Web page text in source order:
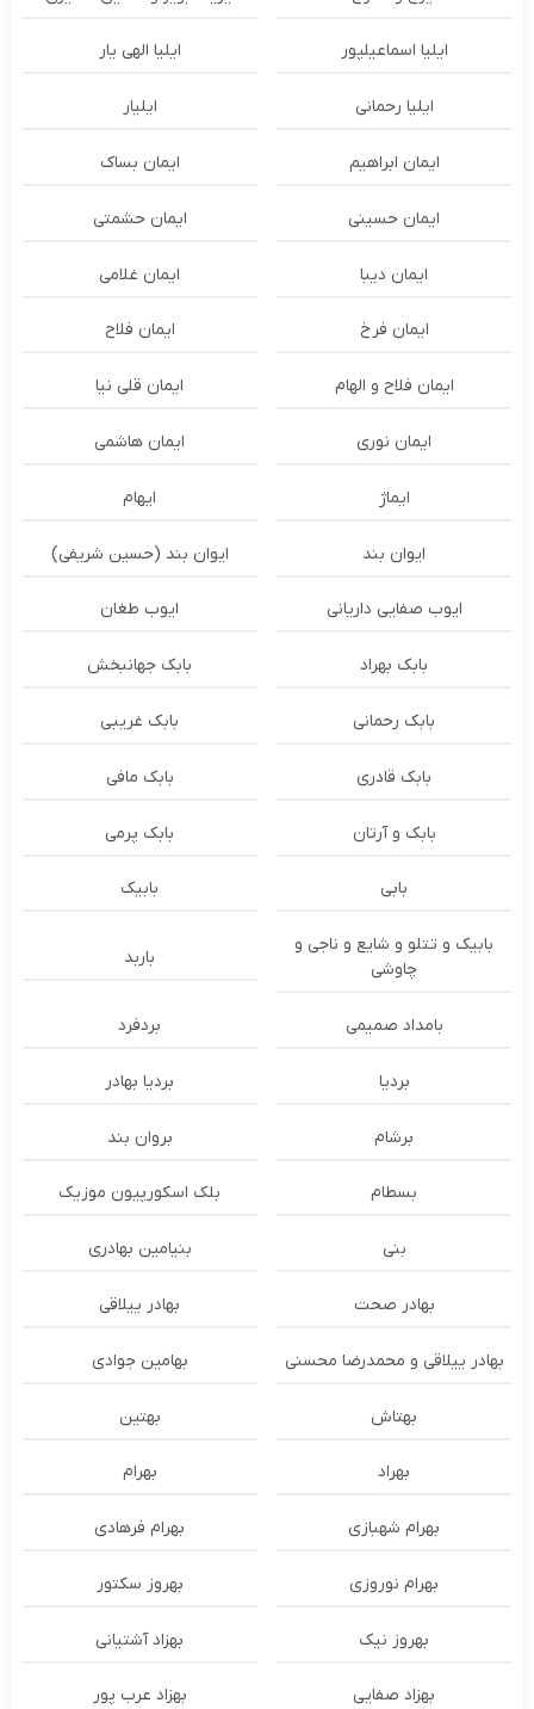
ایلیا اسماعیلپور ایلیا الهی یار
ایلیا رحمانی ایلیار
ایمان ابراهیم ایمان بساک
ایمان حسینی ایمان حشمتی
ایمان دیبا ایمان غلامی
ایمان فرخ ایمان فلاح
ایمان فلاح و الهام ایمان قلی نیا
ایمان نوری ایمان هاشمی
ایماژ ایهام
ایوان بند ایوان بند (حسین شریفی)
ایوب صفایی داریانی ایوب طغان
بابک بهراد بابک جهانبخش
بابک رحمانی بابک غریبی
بابک قادری بابک مافی
بابک و آرتان بابک پرمی
بابی بابیک
بابیک و تتلو و شایع و ناجی و
چاوشی
باربد
بامداد صمیمی بردفرد
بردیا بردیا بهادر
برشام بروان بند
بسطام بلک اسکورپیون موزیک
بنی بنیامین بهادری
بهادر صحت بهادر ییلاقی
بهادر ییلاقی و محمدرضا محسنی بهامین جوادی
بهتاش بهتین
بهراد بهرام
بهرام شهبازی بهرام فرهادی
بهرام نوروزی بهروز سکتور
بهروز نیک بهزاد آشتیانی
بهزاد صفایی بهزاد عرب پور